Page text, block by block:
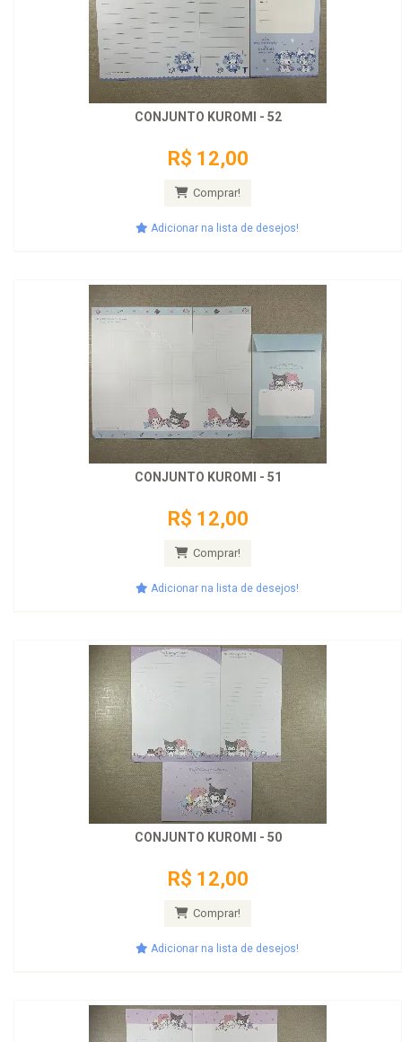
CONJUNTO KUROMI - 52
R$ 12,00
Comprar!
Adicionar na lista de desejos!
CONJUNTO KUROMI - 51
R$ 12,00
Comprar!
Adicionar na lista de desejos!
CONJUNTO KUROMI - 50
R$ 12,00
Comprar!
Adicionar na lista de desejos!